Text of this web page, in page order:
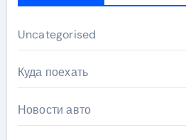
Uncategorised
Куда поехать
Новости авто